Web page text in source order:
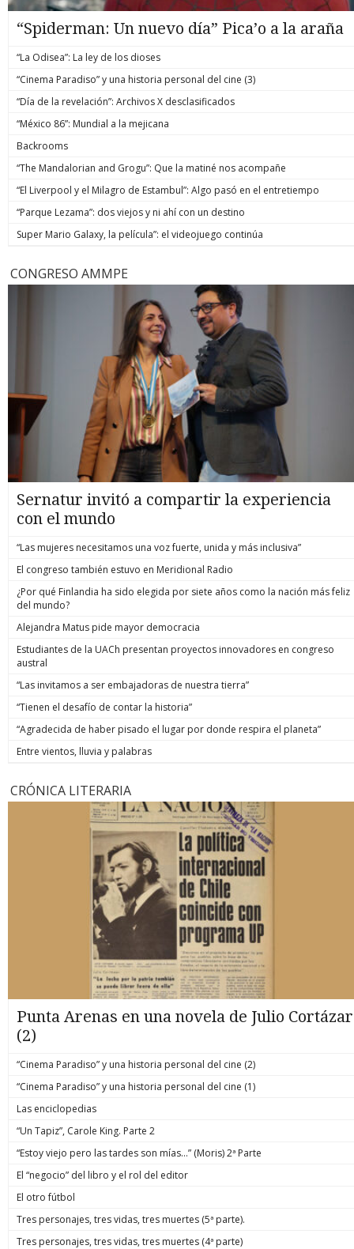
“Spiderman: Un nuevo día” Pica’o a la araña
“La Odisea”: La ley de los dioses
“Cinema Paradiso” y una historia personal del cine (3)
“Día de la revelación”: Archivos X desclasificados
“México 86”: Mundial a la mejicana
Backrooms
“The Mandalorian and Grogu”: Que la matiné nos acompañe
“El Liverpool y el Milagro de Estambul”: Algo pasó en el entretiempo
“Parque Lezama”: dos viejos y ni ahí con un destino
Super Mario Galaxy, la película”: el videojuego continúa
CONGRESO AMMPE
Sernatur invitó a compartir la experiencia
con el mundo
“Las mujeres necesitamos una voz fuerte, unida y más inclusiva”
El congreso también estuvo en Meridional Radio
¿Por qué Finlandia ha sido elegida por siete años como la nación más feliz
del mundo?
Alejandra Matus pide mayor democracia
Estudiantes de la UACh presentan proyectos innovadores en congreso
austral
“Las invitamos a ser embajadoras de nuestra tierra”
“Tienen el desafío de contar la historia”
“Agradecida de haber pisado el lugar por donde respira el planeta”
Entre vientos, lluvia y palabras
CRÓNICA LITERARIA
Punta Arenas en una novela de Julio Cortázar
(2)
“Cinema Paradiso” y una historia personal del cine (2)
“Cinema Paradiso” y una historia personal del cine (1)
Las enciclopedias
“Un Tapiz”, Carole King. Parte 2
“Estoy viejo pero las tardes son mías…” (Moris) 2ª Parte
El “negocio” del libro y el rol del editor
El otro fútbol
Tres personajes, tres vidas, tres muertes (5ª parte).
Tres personajes, tres vidas, tres muertes (4ª parte)